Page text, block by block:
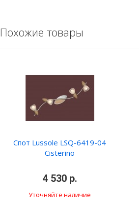
Похожие товары
Спот Lussole LSQ-6419-04
Cisterino
4 530 р.
Уточняйте наличие